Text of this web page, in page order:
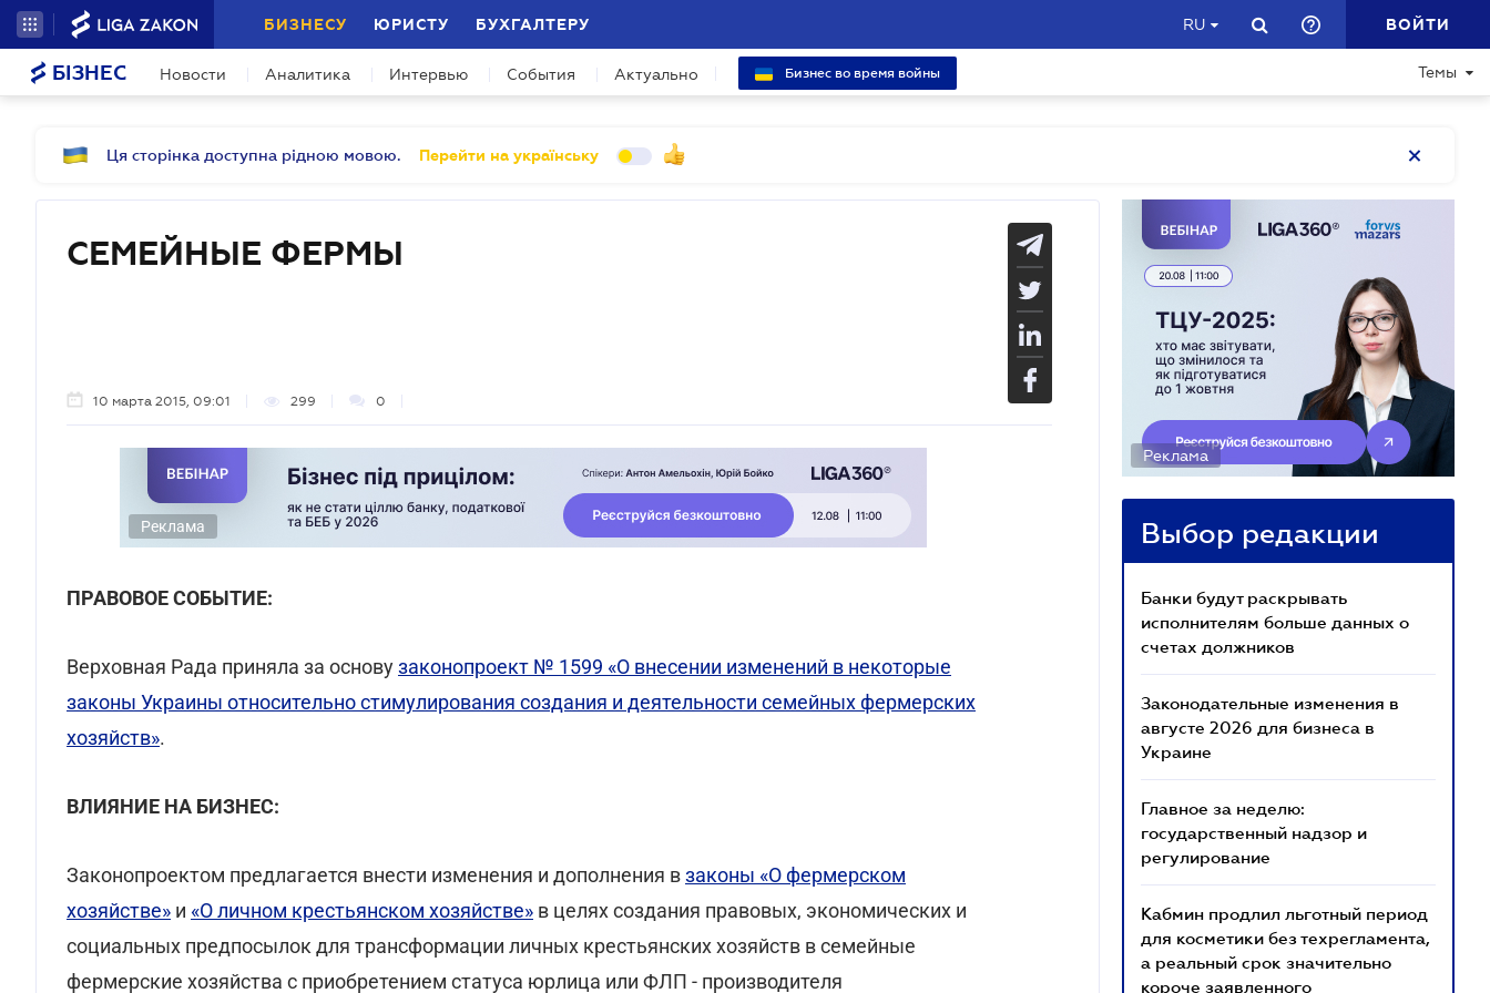
БИЗНЕСУ ЮРИСТУ БУХГАЛТЕРУ RU ВОЙТИ
БІЗНЕС Новости Аналитика Интервью События Актуально Бизнес во время войны Темы
Ця сторінка доступна рідною мовою. Перейти на українську
СЕМЕЙНЫЕ ФЕРМЫ
10 марта 2015, 09:01 299 0
Реклама
ПРАВОВОЕ СОБЫТИЕ:
Верховная Рада приняла за основузаконопроект № 1599 «О внесении изменений в некоторые
законы Украины относительно стимулирования создания и деятельности семейных фермерских
хозяйств».
ВЛИЯНИЕ НА БИЗНЕС:
Законопроектом предлагается внести изменения и дополнения взаконы «О фермерском
хозяйстве» и «О личном крестьянском хозяйстве» в целях создания правовых, экономических и
социальных предпосылок для трансформации личных крестьянских хозяйств в семейные
фермерские хозяйства с приобретением статуса юрлица или ФЛП - производителя
Реклама
Выбор редакции
Банки будут раскрывать
исполнителям больше данных о
счетах должников
Законодательные изменения в
августе 2026 для бизнеса в
Украине
Главное за неделю:
государственный надзор и
регулирование
Кабмин продлил льготный период
для косметики без техрегламента,
а реальный срок значительно
короче заявленного